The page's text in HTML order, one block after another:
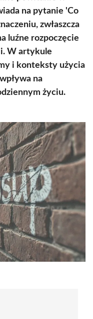
na pytanie 'Co
zwłaszcza
luźne rozpoczęcie
W artykule
i konteksty użycia
na
życiu.